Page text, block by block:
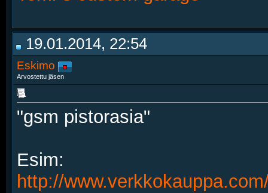
19.01.2014, 22:54
Eskimo
Arvostettu jäsen
"gsm pistorasia"
Esim:
http://